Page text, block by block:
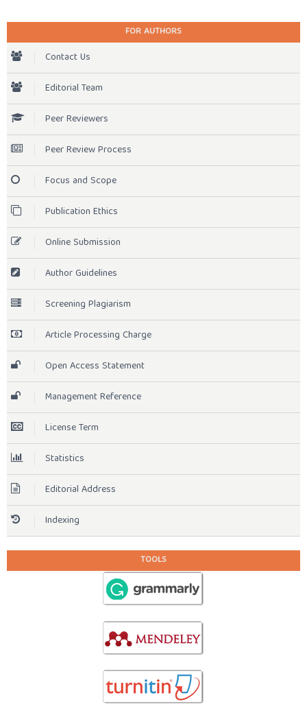
FOR AUTHORS
Contact Us
Editorial Team
Peer Reviewers
Peer Review Process
Focus and Scope
Publication Ethics
Online Submission
Author Guidelines
Screening Plagiarism
Article Processing Charge
Open Access Statement
Management Reference
License Term
Statistics
Editorial Address
Indexing
TOOLS